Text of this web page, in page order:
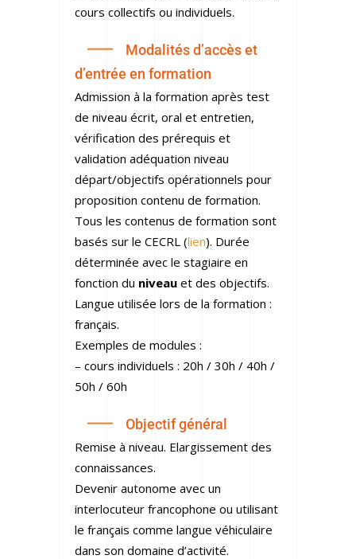
cours collectifs ou individuels.
Modalités d’accès et
d’entrée en formation
Admission à la formation après test
de niveau écrit, oral et entretien,
vérification des prérequis et
validation adéquation niveau
départ/objectifs opérationnels pour
proposition contenu de formation.
Tous les contenus de formation sont
basés sur le CECRL (lien). Durée
déterminée avec le stagiaire en
fonction du niveau et des objectifs.
Langue utilisée lors de la formation :
français.
Exemples de modules :
– cours individuels : 20h / 30h / 40h /
50h / 60h
Objectif général
Remise à niveau. Elargissement des
connaissances.
Devenir autonome avec un
interlocuteur francophone ou utilisant
le français comme langue véhiculaire
dans son domaine d’activité.